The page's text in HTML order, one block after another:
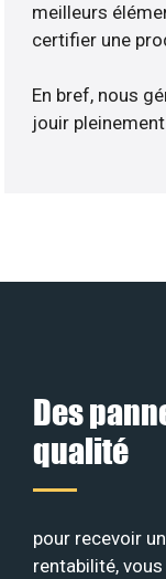
meilleurs
certifier une
En bref, nous
jouir
Des
qualité
pour recevoir
rentabilité,